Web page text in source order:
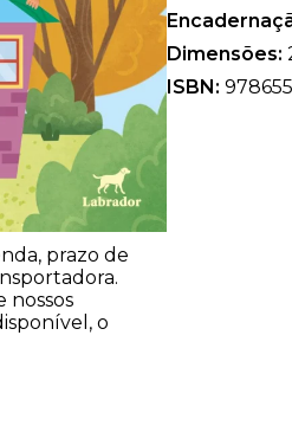
prazo de
nossos
o
Dimensões:
ISBN: